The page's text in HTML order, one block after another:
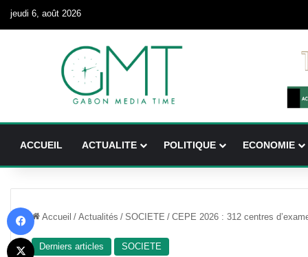
jeudi 6, août 2026
ACCUEIL ACTUALITE POLITIQUE ECONOMIE
Accueil / Actualités / SOCIETE / CEPE 2026 : 312 centres
Derniers articles SOCIETE
X